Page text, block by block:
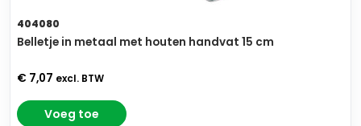
404080
Belletje in metaal met houten handvat 15 cm
€ 7,07 excl. BTW
Voeg toe